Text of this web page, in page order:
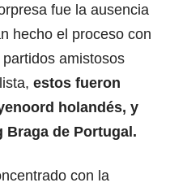
fue la ausencia
hecho el proceso con
partidos amistosos
estos fueron
holandés, y
Braga de Portugal.
con la